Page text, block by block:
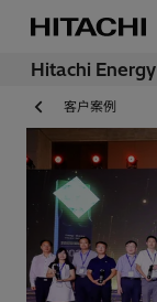
Hitachi Energy
客户案例